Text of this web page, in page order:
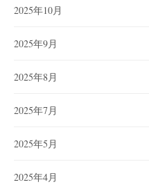
2025年10月
2025年9月
2025年8月
2025年7月
2025年5月
2025年4月